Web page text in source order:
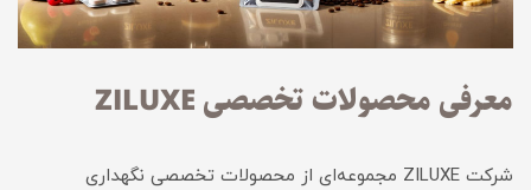
معرفی محصولات تخصصی ZILUXE
شرکت ZILUXE مجموعه‌ای از محصولات تخصصی نگهداری